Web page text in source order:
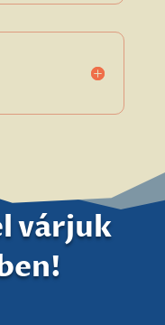
várjuk